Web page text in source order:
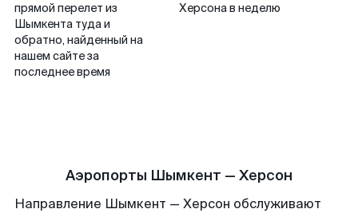
прямой перелет из
Шымкента туда и
обратно, найденный на
нашем сайте за
последнее время
Херсона в неделю
Аэропорты Шымкент — Херсон
Направление Шымкент — Херсон обслуживают